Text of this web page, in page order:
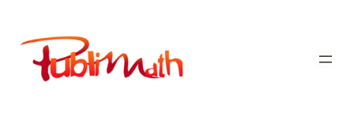
contenu
Publimath